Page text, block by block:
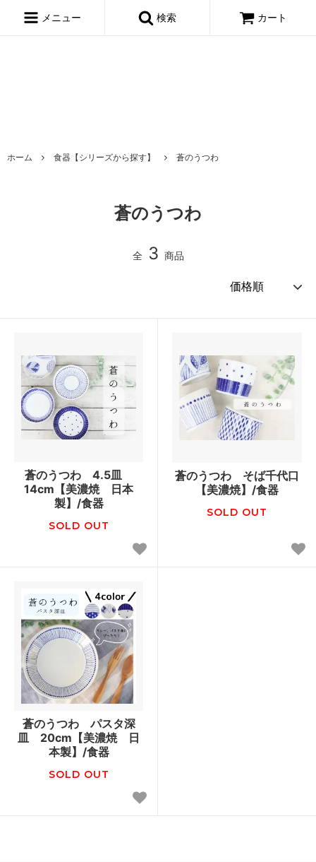
{dataLayer.push(arguments);} gtag('js', new Date()); gtag('config',
メニュー 検索 カート
ホーム 食器【シリーズから探す】 蒼のうつわ
蒼のうつわ
全 3 商品
蒼のうつわ 4.5皿
14cm【美濃焼 日本
製】/食器
SOLD OUT
蒼のうつわ そば千代口
【美濃焼】/食器
SOLD OUT
蒼のうつわ パスタ深
皿 20cm【美濃焼 日
本製】/食器
SOLD OUT